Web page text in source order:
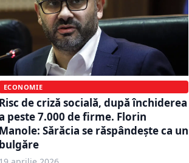
ECONOMIE
Risc de criză socială, după închiderea
peste 7.000 de firme. Florin
Manole: Sărăcia se răspândește ca un
bulgăre